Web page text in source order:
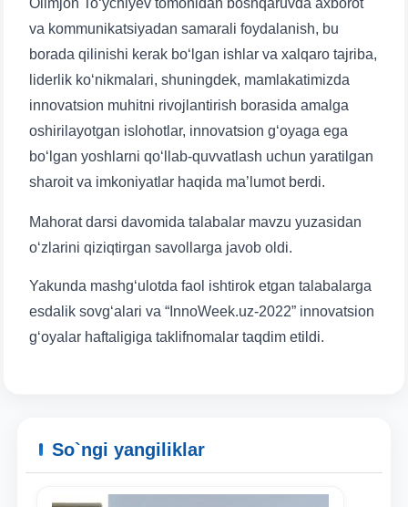
Olimjon To‘ychiyev tomonidan boshqaruvda axborot
va kommunikatsiyadan samarali foydalanish, bu
borada qilinishi kerak bo‘lgan ishlar va xalqaro tajriba,
liderlik ko‘nikmalari, shuningdek, mamlakatimizda
innovatsion muhitni rivojlantirish borasida amalga
oshirilayotgan islohotlar, innovatsion g‘oyaga ega
bo‘lgan yoshlarni qo‘llab-quvvatlash uchun yaratilgan
sharoit va imkoniyatlar haqida ma’lumot berdi.
Mahorat darsi davomida talabalar mavzu yuzasidan
o‘zlarini qiziqtirgan savollarga javob oldi.
Yakunda mashg‘ulotda faol ishtirok etgan talabalarga
esdalik sovg‘alari va “InnoWeek.uz-2022” innovatsion
gʻoyalar haftaligiga taklifnomalar taqdim etildi.
So`ngi yangiliklar